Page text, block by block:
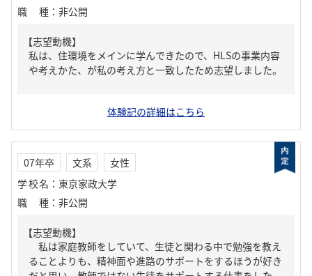
職種 ： 非公開
【志望動機】
私は、住環境をメインに学んできたので、HLSの事業内容
や考えかた、が私の考え方と一致したため志望しました。
体験記の詳細はこちら
07年卒 文系
女性
学校名 ： 東京家政大学
職種 ： 非公開
【志望動機】
私は家庭教師をしていて、生徒と関わる中で勉強を教え
ることよりも、精神面や進路のサポートをするほうが好き